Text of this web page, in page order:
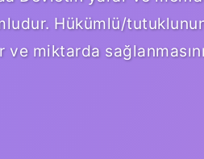
Hükümlü/
miktarda